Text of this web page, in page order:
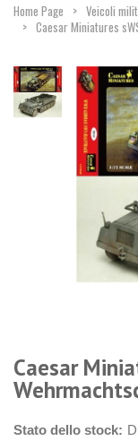
Home Page Veicoli
Caesar Miniatures
Caesar
Stato dello stock: